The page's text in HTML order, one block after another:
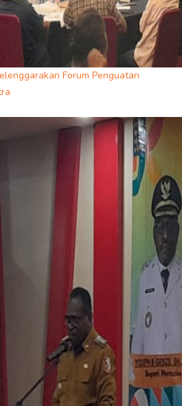
Forum Penguatan